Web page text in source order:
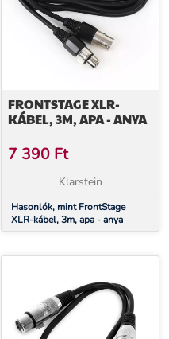
FRONTSTAGE XLR-
KÁBEL, 3M, APA - ANYA
7 390 Ft
Klarstein
Hasonlók, mint FrontStage
XLR-kábel, 3m, apa - anya